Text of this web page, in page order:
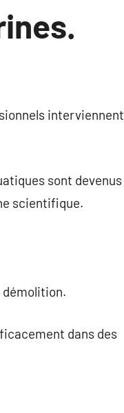
interviennent
sont devenus
scientifique.
démolition.
dans des